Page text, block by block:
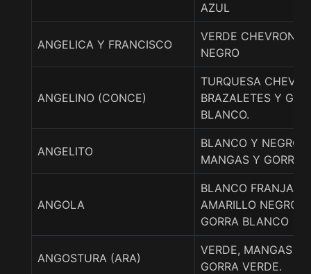
AZUL
ANGELICA Y FRANCISCO
VERDE
NEGRO
ANGELINO (CONCE)
TURQUESA
BRAZALETES Y
BLANCO.
ANGELITO
BLANCO Y NEGRO
MANGAS Y GORRA
ANGOLA
BLANCO FRANJA Y
AMARILLO NEGRO
GORRA BLANCO
ANGOSTURA (ARA)
VERDE, MANGAS
GORRA VERDE.